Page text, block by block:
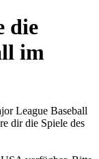
die
im
League Baseball
dir die Spiele des